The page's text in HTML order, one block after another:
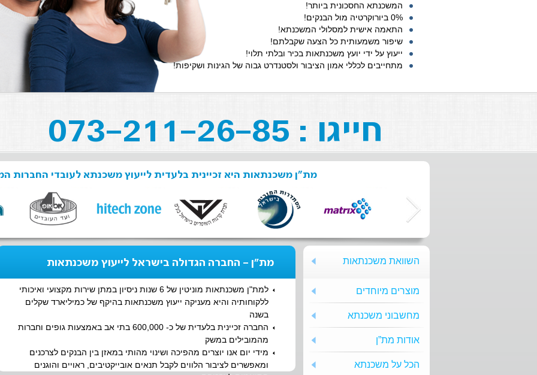
המשכנתא החסכונית ביותר!
0% ביורוקרטיה מול הבנקים!
התאמה אישית למסלולי המשכנתא!
שיפור משמעותית כל הצעה שקבלתם!
ייעוץ על ידי יועץ משכנתאות בכיר ובלתי תלוי!
מתחייבים לכללי אמון הציבור ולסטנדרט גבוה של הגינות ושקיפות!
חייגו : 073-211-26-85
מת"ן משכנתאות היא זכיינית בלעדית לייעוץ משכנתא לעובדי החברות
השוואת משכנתאות
מוצרים מיוחדים
מחשבוני משכנתא
אודות מת”ן
הכל על משכנתא
מת"ן - החברה הגדולה בישראל לייעוץ משכנתאות
למת"ן משכנתאות מוניטין של 6 שנות ניסיון במתן שירות מקצועי ואיכותי
ללקוחותיה והיא מעניקה ייעוץ משכנתאות בהיקף של כמיליארד שקלים
בשנה
החברה זכיינית בלעדית של כ- 600,000 בתי אב באמצעות גופים וחברות
מהמובילים במשק
מידי יום אנו יוצרים מהפיכה ושינוי מהותי במאזן בין הבנקים לצרכנים
ומאפשרים לציבור הלווים לקבל תנאים אובייקטיבים, ראויים והוגנים